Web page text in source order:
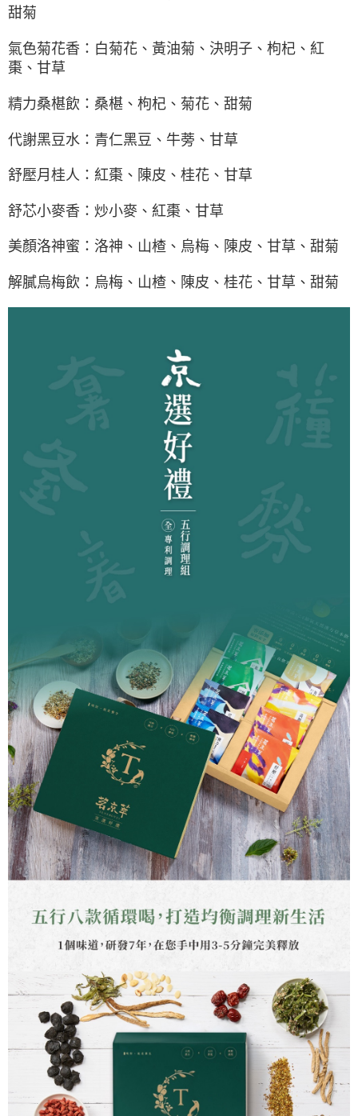
甜菊
氣色菊花香：白菊花、黃油菊、決明子、枸杞、紅
棗、甘草
精力桑椹飲：桑椹、枸杞、菊花、甜菊
代謝黑豆水：青仁黑豆、牛蒡、甘草
舒壓月桂人：紅棗、陳皮、桂花、甘草
舒芯小麥香：炒小麥、紅棗、甘草
美顏洛神蜜：洛神、山楂、烏梅、陳皮、甘草、甜菊
解膩烏梅飲：烏梅、山楂、陳皮、桂花、甘草、甜菊